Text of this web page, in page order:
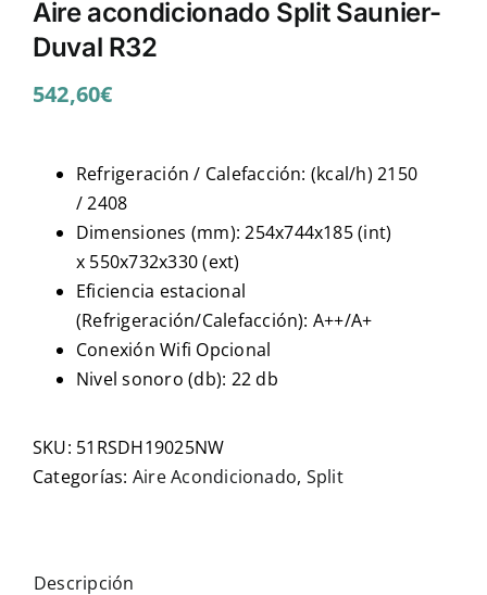
Aire acondicionado Split Saunier-
Duval R32
542,60€
Refrigeración / Calefacción: (kcal/h) 2150
/ 2408
Dimensiones (mm): 254x744x185 (int)
x 550x732x330 (ext)
Eficiencia estacional
(Refrigeración/Calefacción): A++/A+
Conexión Wifi Opcional
Nivel sonoro (db): 22 db
SKU: 51RSDH19025NW
Categorías: Aire Acondicionado, Split
Descripción